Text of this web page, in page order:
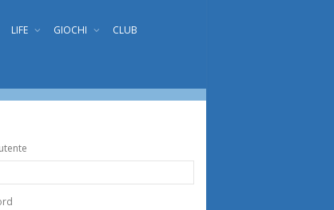
LIFE GIOCHI CLUB